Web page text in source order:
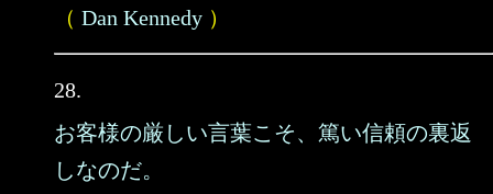
（ Dan Kennedy ）
28.
お客様の厳しい言葉こそ、篤い信頼の裏返
しなのだ。